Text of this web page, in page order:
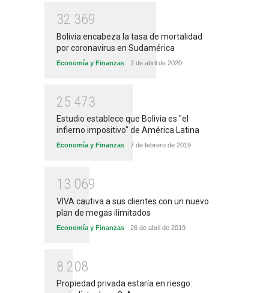
32 369
Bolivia encabeza la tasa de mortalidad
por coronavirus en Sudamérica
Economía y Finanzas 2 de abril de 2020
25 473
Estudio establece que Bolivia es "el
infierno impositivo" de América Latina
Economía y Finanzas 7 de febrero de 2019
1 3 069
VIVA cautiva a sus clientes con un nuevo
plan de megas ilimitados
Economía y Finanzas 26 de abril de 2019
8 208
Propiedad privada estaría en riesgo: